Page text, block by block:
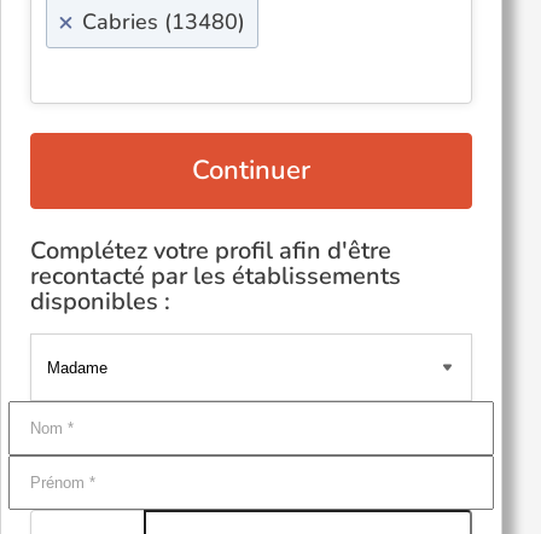
× Cabries (13480)
Continuer
Complétez votre profil afin d'être
recontacté par les établissements
disponibles :